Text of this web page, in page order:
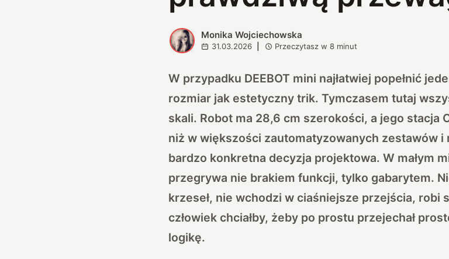
M Monika Wojciechowska
31.03.2026 Przeczytasz w8 minut
W przypadku DEEBOT mini najłatwiej popełnić
rozmiar jak estetyczny trik. Tymczasem tutaj
skali. Robot ma 28,6 cm szerokości, a jego stacja
niż w większości zautomatyzowanych zestawów i
bardzo konkretna decyzja projektowa. W małym
przegrywa nie brakiem funkcji, tylko gabarytem.
krzeseł, nie wchodzi w ciaśniejsze przejścia, robi
człowiek chciałby, żeby po prostu przejechał
logikę.